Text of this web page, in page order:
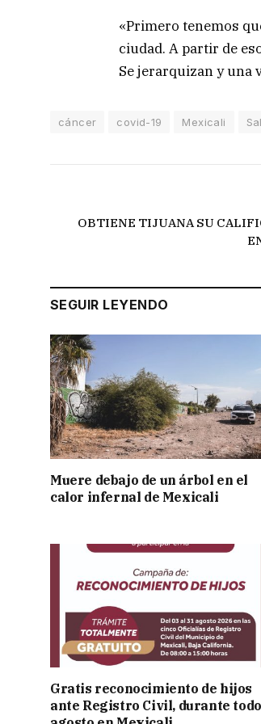
«Primero tenemos
ciudad. A partir de
Se jerarquizan y una
cáncer covid-19 Mexicali
OBTIENE TIJUANA SU
SEGUIR LEYENDO
Muere debajo de un árbol en el
calor infernal de Mexicali
Gratis reconocimiento de hijos
ante Registro Civil, durante todo